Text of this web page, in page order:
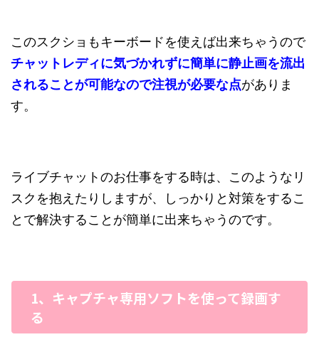
このスクショもキーボードを使えば出来ちゃうので
チャットレディに気づかれずに簡単に静止画を流出
されることが可能なので注視が必要な点がありま
す。
ライブチャットのお仕事をする時は、このようなリ
スクを抱えたりしますが、しっかりと対策をするこ
とで解決することが簡単に出来ちゃうのです。
1、キャプチャ専用ソフトを使って録画す
る